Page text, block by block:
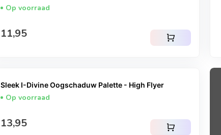
Op voorraad
Normale prijs
11,95 shopping_cart
Sleek I-Divine Oogschaduw Palette - High Flyer
Op voorraad
Normale prijs
13,95 shopping_cart